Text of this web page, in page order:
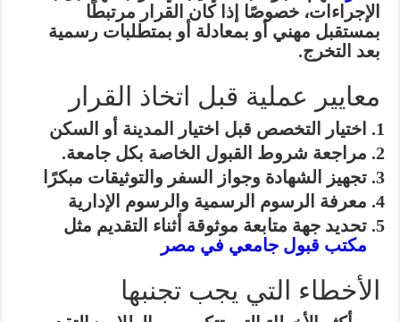
الإجراءات، خصوصًا إذا كان القرار مرتبطًا
بمستقبل مهني أو بمعادلة أو بمتطلبات رسمية
بعد التخرج.
معايير عملية قبل اتخاذ القرار
اختيار التخصص قبل اختيار المدينة أو السكن
مراجعة شروط القبول الخاصة بكل جامعة.
تجهيز الشهادة وجواز السفر والتوثيقات مبكرًا
معرفة الرسوم الرسمية والرسوم الإدارية
تحديد جهة متابعة موثوقة أثناء التقديم مثل
مكتب قبول جامعي في مصر
الأخطاء التي يجب تجنبها